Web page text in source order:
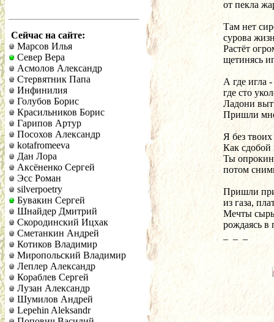
Сейчас на сайте:
Марсов Илья
Север Вера
Асмолов Александр
Стервятник Папа
Инфинилия
Голубов Борис
Красильников Борис
Гарипов Артур
Посохов Александр
kotafromeeva
Дан Лора
Аксёненко Сергей
Эсс Роман
silverpoetry
Бувакин Сергей
Шнайдер Дмитрий
Скородинский Ицхак
Сметанкин Андрей
Котиков Владимир
Миропольский Владимир
Леплер Александр
Кораблев Сергей
Лузан Александр
Шумилов Андрей
Lepehin Aleksandr
от пекла
Там нет
сурова
Растёт
щетинясь
А где игла
где сто
Ладони
Пришли
Я без
Как сдобой
Ты
потом
Пришли
из газа,
Мечты
рождаясь в
_  _  _